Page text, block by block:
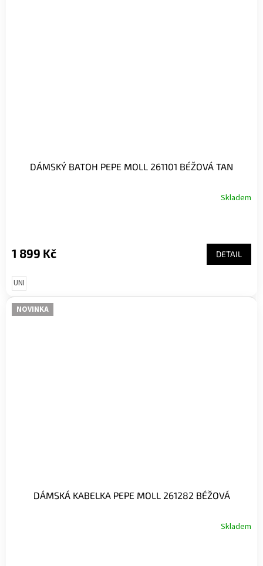
DÁMSKÝ BATOH PEPE MOLL 261101 BÉŽOVÁ TAN
Skladem
1 899 Kč DETAIL
UNI
NOVINKA
DÁMSKÁ KABELKA PEPE MOLL 261282 BÉŽOVÁ
Skladem